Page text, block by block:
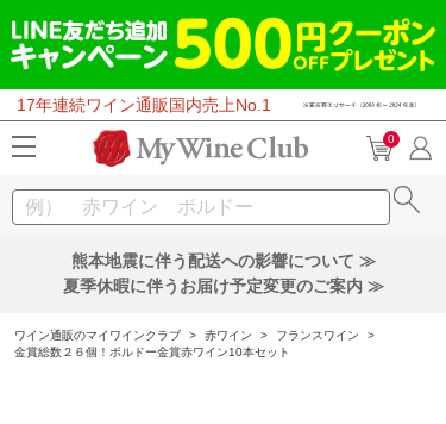
17年連続ワイン通販国内売上No.1
0
熊本地震に伴う配送への影響について ≫
夏季休暇に伴うお届け予定変更のご案内 ≫
ワイン通販のマイワインクラブ > 赤ワイン > フランスワイン
>
金賞総数２６個！ボルドー金賞赤ワイン10本セット